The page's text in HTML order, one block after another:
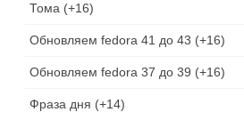
Тома +16
Обновляем fedora 41 до 43 +16
Обновляем fedora 37 до 39 +16
Фраза дня +14